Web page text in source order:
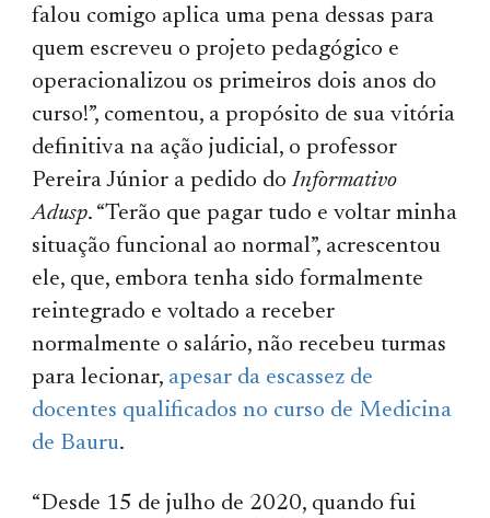
falou comigo aplica uma pena dessas para
quem escreveu o projeto pedagógico e
operacionalizou os primeiros dois anos do
curso!”, comentou, a propósito de sua vitória
definitiva na ação judicial, o professor
Pereira Júnior a pedido doInformativo
Adusp. “Terão que pagar tudo e voltar minha
situação funcional ao normal”, acrescentou
ele, que, embora tenha sido formalmente
reintegrado e voltado a receber
normalmente o salário, não recebeu turmas
para lecionar, apesar da escassez de
docentes qualificados no curso de Medicina
de Bauru.
“Desde 15 de julho de 2020, quando fui